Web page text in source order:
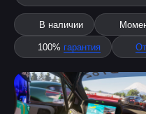
В наличии
100% гарантия